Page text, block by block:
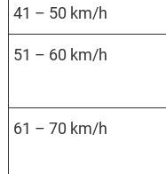
41 – 50 km/h
51 – 60 km/h
61 – 70 km/h